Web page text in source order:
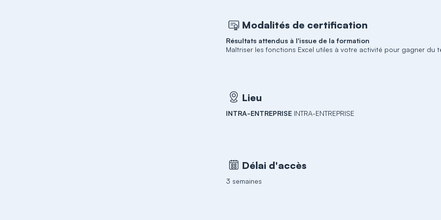
Modalités de certification
Résultats attendus à l'issue de la formation
Maîtriser les fonctions Excel utiles à votre activité pour gagner du
Lieu
INTRA-ENTREPRISE INTRA-ENTREPRISE
Délai d'accès
3 semaines